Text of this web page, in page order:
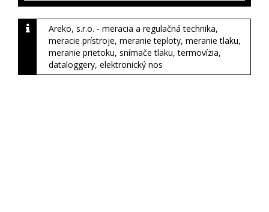
Areko, s.r.o. - meracia a regulačná technika,
meracie prístroje, meranie teploty, meranie tlaku,
meranie prietoku, snímače tlaku, termovízia,
dataloggery, elektronický nos